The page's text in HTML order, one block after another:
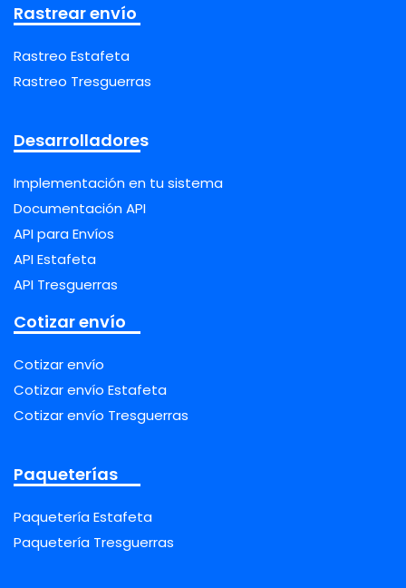
Rastrear envío
Rastreo Estafeta
Rastreo Tresguerras
Desarrolladores
Implementación en tu sistema
Documentación API
API para Envíos
API Estafeta
API Tresguerras
Cotizar envío
Cotizar envío
Cotizar envío Estafeta
Cotizar envío Tresguerras
Paqueterías
Paquetería Estafeta
Paquetería Tresguerras